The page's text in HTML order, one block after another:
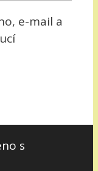
e-mail a
s